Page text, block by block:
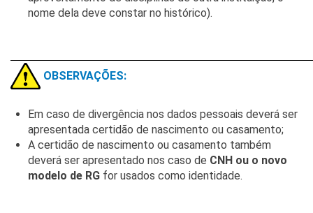
nome dela deve constar no histórico).
OBSERVAÇÕES:
Em caso de divergência nos dados pessoais deverá ser
apresentada certidão de nascimento ou casamento;
A certidão de nascimento ou casamento também
deverá ser apresentado nos caso de CNH ou o novo
modelo de RG for usados como identidade.